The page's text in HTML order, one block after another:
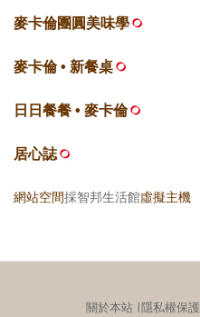
麥卡倫團圓美味學
麥卡倫 • 新餐桌
日日餐餐 • 麥卡倫
居心誌
網站空間採智邦生活館虛擬主機
關於本站 ∣隱私權保護